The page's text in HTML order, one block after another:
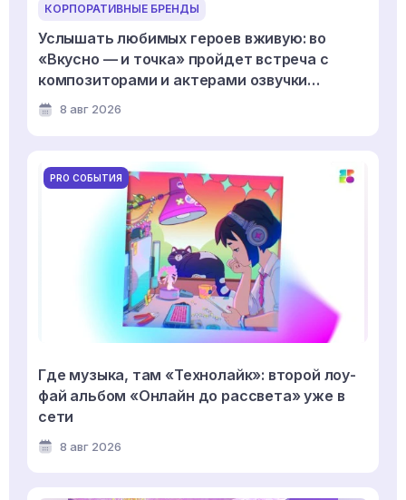
КОРПОРАТИВНЫЕ БРЕНДЫ
Услышать любимых героев вживую: во
«Вкусно — и точка» пройдет встреча с
композиторами и актерами озвучки
мультсериала «Смешарики»
8 авг 2026
PRO СОБЫТИЯ
Где музыка, там «Технолайк»: второй лоу-
фай альбом «Онлайн до рассвета» уже в
сети
8 авг 2026